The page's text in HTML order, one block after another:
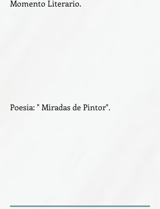
Momento Literario.
Poesia: " Miradas de Pintor".